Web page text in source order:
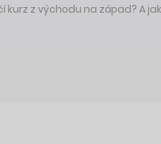
kurz z východu na západ? A